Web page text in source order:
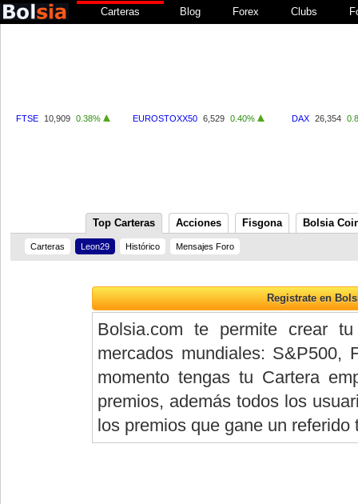
Carteras Blog Forex Clubs
FTSE 10,909 0.38% EUROSTOXX50 6,529 0.40% DAX 26,354
Top Carteras Acciones Fisgona Bolsia
Carteras Leon29 Histórico Mensajes Foro
Bolsia.com te permite crear
mercados mundiales:
momento tengas tu Cartera
premios, además todos los
los premios que gane un